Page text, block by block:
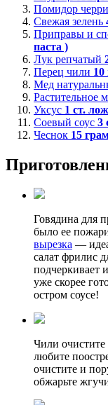
Помидор черри
Свежая зелень
Приправы и
паста )
Лук репчатый
Перец чили 10
Мед
Растительное
Уксус 1 ст.
Соевый соус 3
Чеснок 15
Говядина для
было ее
вырезка —
салат фрилис
подчеркивает
уже скорее
остром соусе!
Чили очистите
любите
очистите и
обжарьте